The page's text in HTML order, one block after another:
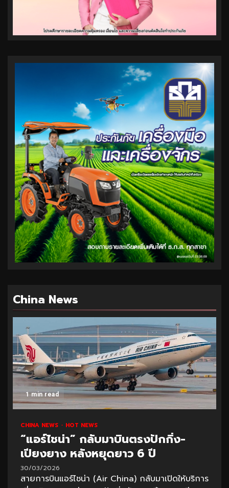
China News
1 min read
CHINA NEWS HOT NEWS
“แอร์ไชน่า” กลับมาบินตรงปักกิ่ง-
เปียงยาง หลังหยุดยาว 6 ปี
30/03/2026
สายการบินแอร์ไชน่า (Air China) กลับมาเปิดให้บริการ